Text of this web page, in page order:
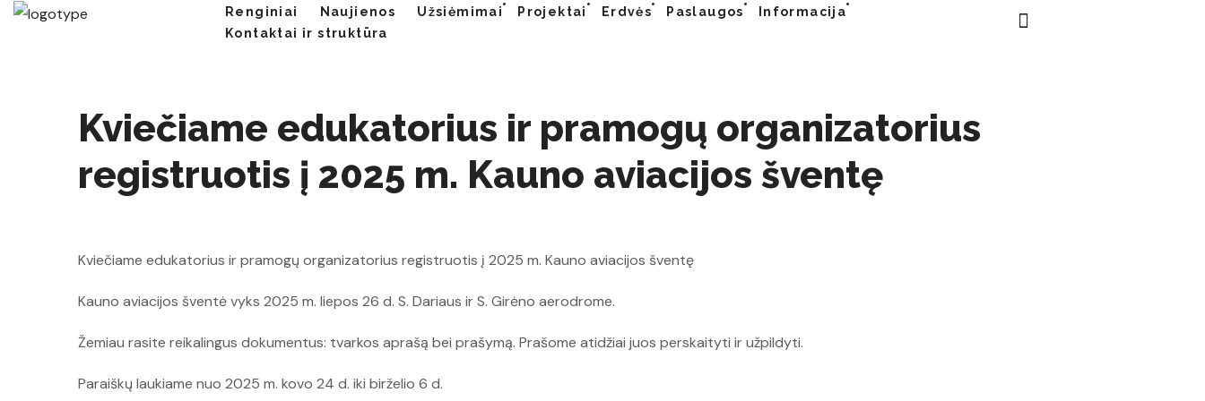
Renginiai Naujienos Užsiėmimai Projektai Erdvės Paslaugos
Informacija
Kontaktai ir struktūra
Kviečiame edukatorius ir pramogų organizatorius
registruotis į 2025 m. Kauno aviacijos šventę
Kviečiame edukatorius ir pramogų organizatorius registruotis į 2025 m. Kauno aviacijos šventę
Kauno aviacijos šventė vyks 2025 m. liepos 26 d. S. Dariaus ir S. Girėno aerodrome.
Žemiau rasite reikalingus dokumentus: tvarkos aprašą bei prašymą. Prašome atidžiai juos perskaityti ir užpildyti.
Paraiškų laukiame nuo 2025 m. kovo 24 d. iki birželio 6 d.